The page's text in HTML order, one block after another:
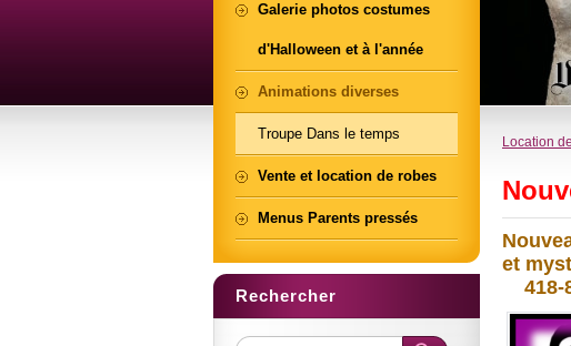
Location
et
418-
Galerie photos costumes
d'Halloween et à l'année
Animations diverses
Troupe Dans le temps
Vente et location de robes
Menus Parents pressés
Rechercher